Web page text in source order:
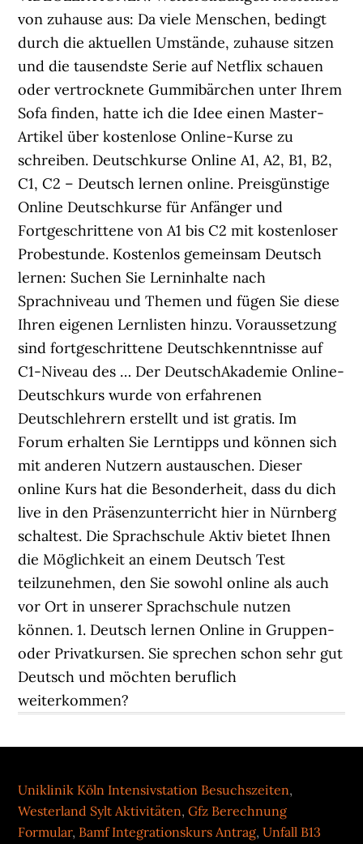
von zuhause aus: Da viele Menschen, bedingt
durch die aktuellen Umstände, zuhause sitzen
und die tausendste Serie auf Netflix schauen
oder vertrocknete Gummibärchen unter Ihrem
Sofa finden, hatte ich die Idee einen Master-
Artikel über kostenlose Online-Kurse zu
schreiben. Deutschkurse Online A1, A2, B1, B2,
C1, C2 – Deutsch lernen online. Preisgünstige
Online Deutschkurse für Anfänger und
Fortgeschrittene von A1 bis C2 mit kostenloser
Probestunde. Kostenlos gemeinsam Deutsch
lernen: Suchen Sie Lerninhalte nach
Sprachniveau und Themen und fügen Sie diese
Ihren eigenen Lernlisten hinzu. Voraussetzung
sind fortgeschrittene Deutschkenntnisse auf
C1-Niveau des … Der DeutschAkademie Online-
Deutschkurs wurde von erfahrenen
Deutschlehrern erstellt und ist gratis. Im
Forum erhalten Sie Lerntipps und können sich
mit anderen Nutzern austauschen. Dieser
online Kurs hat die Besonderheit, dass du dich
live in den Präsenzunterricht hier in Nürnberg
schaltest. Die Sprachschule Aktiv bietet Ihnen
die Möglichkeit an einem Deutsch Test
teilzunehmen, den Sie sowohl online als auch
vor Ort in unserer Sprachschule nutzen
können. 1. Deutsch lernen Online in Gruppen-
oder Privatkursen. Sie sprechen schon sehr gut
Deutsch und möchten beruflich
weiterkommen?
Uniklinik Köln Intensivstation Besuchszeiten,
Westerland Sylt Aktivitäten,Gfz Berechnung
Formular, Bamf Integrationskurs Antrag,Unfall B13